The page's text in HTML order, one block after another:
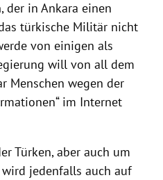
der in Ankara einen
türkische Militär nicht
von einigen als
will von all dem
Menschen wegen der
im Internet
Türken, aber auch um
jedenfalls auch auf